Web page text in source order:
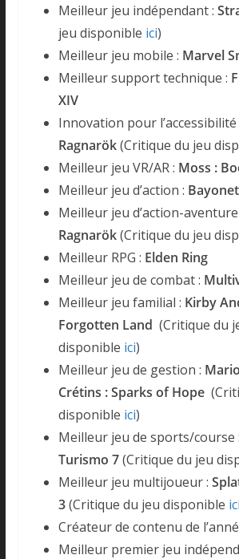
Meilleur jeu indépendant :
jeu disponible ici)
Meilleur jeu mobile : Marvel
Meilleur support technique :
XIV
Innovation pour l’accessibilité
Ragnarök(Critique du jeu
Meilleur jeu VR/AR : Moss :
Meilleur jeu d’action :
Meilleur jeu d’action-aventure
Ragnarök(Critique du jeu
Meilleur RPG : Elden Ring
Meilleur jeu de combat :
Meilleur jeu familial : Kirby
Forgotten Land (Critique du
disponible ici)
Meilleur jeu de gestion :
Crétins : Sparks of Hope
disponible ici)
Meilleur jeu de sports/course :
Turismo 7(Critique du jeu
Meilleur jeu multijoueur :
3(Critique du jeu disponible ici
Créateur de contenu de
Meilleur premier jeu